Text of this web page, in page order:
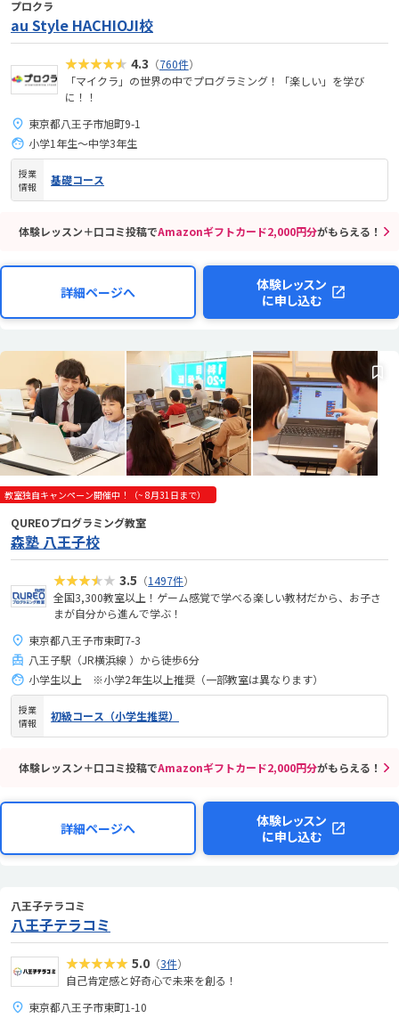
プロクラ
au Style HACHIOJI校
★★★★★ 4.3 （760件）
「マイクラ」の世界の中でプログラミング！「楽しい」を学び
に！！
東京都八王子市旭町9-1
小学1年生～中学3年生
授業
情報
基礎コース
体験レッスン＋口コミ投稿でAmazonギフトカード2,000円分がもらえる！
詳細ページへ
体験レッスン
に申し込む
教室独自キャンペーン開催中！（~ 8月31日まで）
QUREOプログラミング教室
森塾 八王子校
★★★★★ 3.5 （1497件）
全国3,300教室以上！ゲーム感覚で学べる楽しい教材だから、お子さ
まが自分から進んで学ぶ！
東京都八王子市東町7-3
八王子駅（JR横浜線 ）から徒歩6分
小学生以上 ※小学2年生以上推奨（一部教室は異なります）
授業
情報
初級コース（小学生推奨）
体験レッスン＋口コミ投稿でAmazonギフトカード2,000円分がもらえる！
詳細ページへ
体験レッスン
に申し込む
八王子テラコミ
八王子テラコミ
★★★★★ 5.0 （3件）
自己肯定感と好奇心で未来を創る！
東京都八王子市東町1-10